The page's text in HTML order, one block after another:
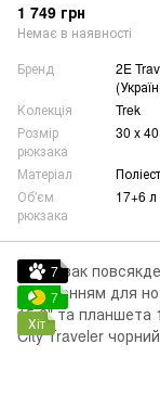
1 749 грн
Немає в наявності
Бренд
2E
Колекція
Trek
Розмір
рюкзака
30 x
Матеріал
Об'єм
рюкзака
17+6 л
7
7
Хіт